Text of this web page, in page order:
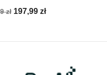
zł Cena
197,99 zł